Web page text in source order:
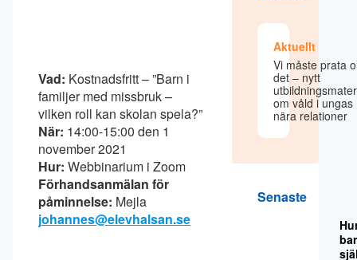
Vad: Kostnadsfritt – ”Barn i
familjer med missbruk –
vilken roll kan skolan spela?”
När: 14:00-15:00 den 1
november 2021
Hur: Webbinarium i Zoom
Förhandsanmälan för
påminnelse: Mejla
johannes@elevhalsan.se
Aktuellt
Vi måste prata
det – nytt
om våld i ungas
nära relationer
Senaste